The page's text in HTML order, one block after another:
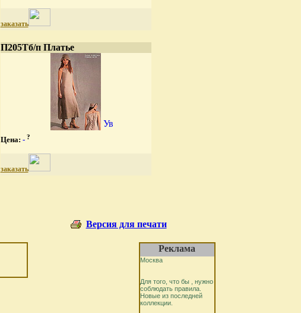
заказать
П205Тб/п Платье
Цена: - ?
заказать
Версия для печати
Реклама
Москва
Для того, что бы , нужно
соблюдать правила.
Новые из последней
коллекции.